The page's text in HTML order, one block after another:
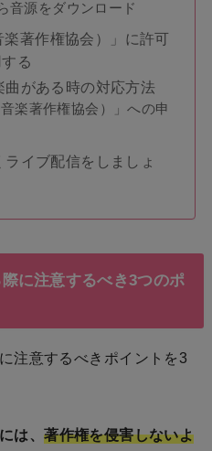
音源をダウンロード
著作権協会）」に許可
る
曲がある時の対応方法
楽著作権協会）」への申
イブ配信をしましょ
に注意するべき3つのポ
注意するべきポイントを3
は、著作権を侵害しないよ